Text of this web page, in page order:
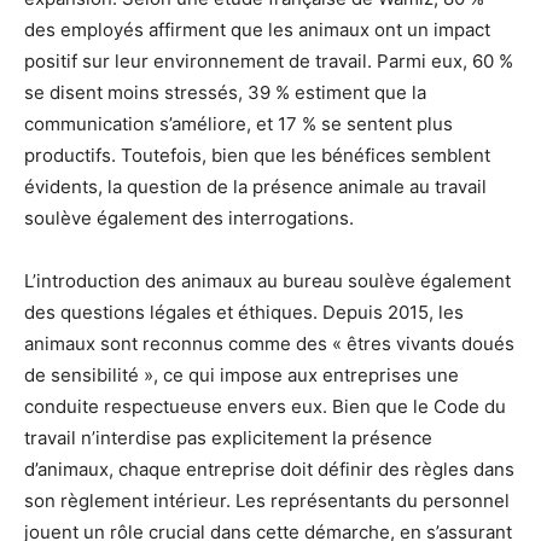
des employés affirment que les animaux ont un impact
positif sur leur environnement de travail. Parmi eux, 60 %
se disent moins stressés, 39 % estiment que la
communication s’améliore, et 17 % se sentent plus
productifs. Toutefois, bien que les bénéfices semblent
évidents, la question de la présence animale au travail
soulève également des interrogations.
L’introduction des animaux au bureau soulève également
des questions légales et éthiques. Depuis 2015, les
animaux sont reconnus comme des « êtres vivants doués
de sensibilité », ce qui impose aux entreprises une
conduite respectueuse envers eux. Bien que le Code du
travail n’interdise pas explicitement la présence
d’animaux, chaque entreprise doit définir des règles dans
son règlement intérieur. Les représentants du personnel
jouent un rôle crucial dans cette démarche, en s’assurant